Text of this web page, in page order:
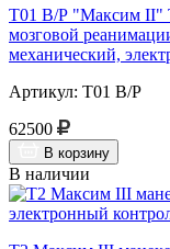
Т01 В/Р "Максим II"
мозговой
механический,
Артикул: Т01 В/Р
62500
В корзину
В наличии